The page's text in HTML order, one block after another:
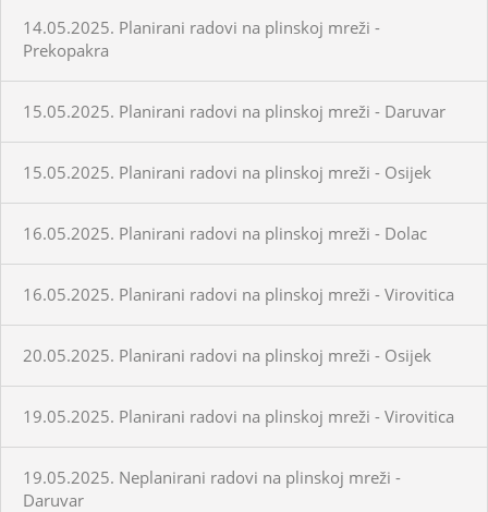
14.05.2025. Planirani radovi na plinskoj mreži -
Prekopakra
15.05.2025. Planirani radovi na plinskoj mreži - Daruvar
15.05.2025. Planirani radovi na plinskoj mreži - Osijek
16.05.2025. Planirani radovi na plinskoj mreži - Dolac
16.05.2025. Planirani radovi na plinskoj mreži - Virovitica
20.05.2025. Planirani radovi na plinskoj mreži - Osijek
19.05.2025. Planirani radovi na plinskoj mreži - Virovitica
19.05.2025. Neplanirani radovi na plinskoj mreži -
Daruvar